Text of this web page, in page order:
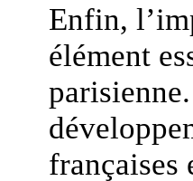
Enfin,
élément
françaises